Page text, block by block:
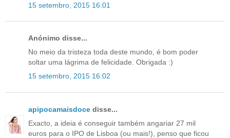
15 setembro, 2015 16:01
Anónimo disse...
No meio da tristeza toda deste mundo, é bom poder
soltar uma lágrima de felicidade. Obrigada :)
15 setembro, 2015 16:02
apipocamaisdoce disse...
Exacto, a ideia é conseguir também angariar 27 mil
euros para o IPO de Lisboa (ou mais!), penso que ficou